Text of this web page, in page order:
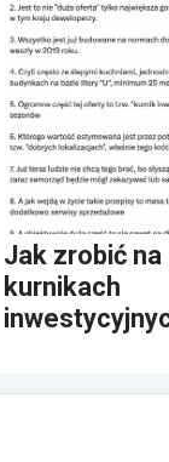
Jak zrobić na
kurnikach